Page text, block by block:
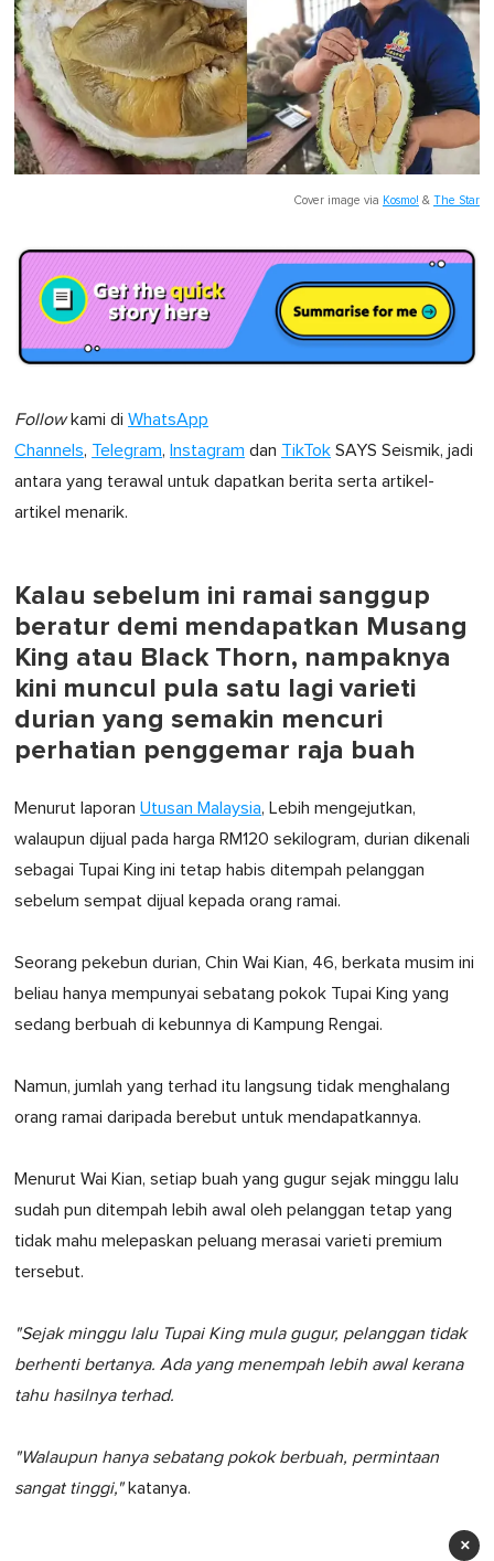
Cover image via Kosmo! & The Star
Followkami di WhatsApp
Channels, Telegram, Instagram dan TikTok SAYS Seismik, jadi
antara yang terawal untuk dapatkan berita serta artikel-
artikel menarik.
Kalau sebelum ini ramai sanggup
beratur demi mendapatkan Musang
King atau Black Thorn, nampaknya
kini muncul pula satu lagi varieti
durian yang semakin mencuri
perhatian penggemar raja buah
Menurut laporan Utusan Malaysia, Lebih mengejutkan,
walaupun dijual pada harga RM120 sekilogram, durian dikenali
sebagai Tupai King ini tetap habis ditempah pelanggan
sebelum sempat dijual kepada orang ramai.
Seorang pekebun durian, Chin Wai Kian, 46, berkata musim ini
beliau hanya mempunyai sebatang pokok Tupai King yang
sedang berbuah di kebunnya di Kampung Rengai.
Namun, jumlah yang terhad itu langsung tidak menghalang
orang ramai daripada berebut untuk mendapatkannya.
Menurut Wai Kian, setiap buah yang gugur sejak minggu lalu
sudah pun ditempah lebih awal oleh pelanggan tetap yang
tidak mahu melepaskan peluang merasai varieti premium
tersebut.
"Sejak minggu lalu Tupai King mula gugur, pelanggan tidak
berhenti bertanya. Ada yang menempah lebih awal kerana
tahu hasilnya terhad.
"Walaupun hanya sebatang pokok berbuah, permintaan
sangat tinggi,"katanya.
×